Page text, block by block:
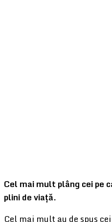
Cel mai mult plâng cei pe
plini de viață.
Cel mai mult au de spus